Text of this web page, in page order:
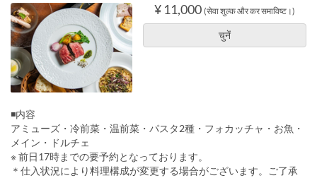
¥ 11,000 (सेवा शुल्क और कर समाविष्ट।)
चुनें
◾️内容
アミューズ・冷前菜・温前菜・パスタ2種・フォカッチャ・お魚・
メイン・ドルチェ
※ 前日17時までの要予約となっております。
＊仕入状況により料理構成が変更する場合がございます。ご了承